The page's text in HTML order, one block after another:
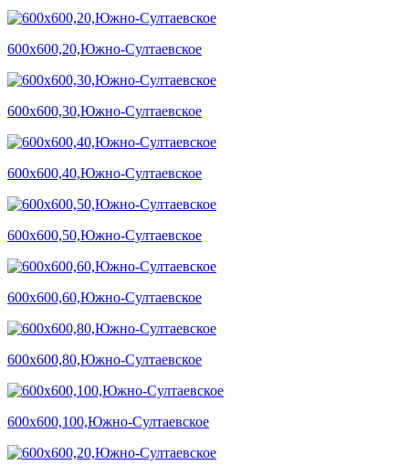
600х600,20,Южно-Султаевское
600х600,30,Южно-Султаевское
600х600,40,Южно-Султаевское
600х600,50,Южно-Султаевское
600х600,60,Южно-Султаевское
600х600,80,Южно-Султаевское
600х600,100,Южно-Султаевское